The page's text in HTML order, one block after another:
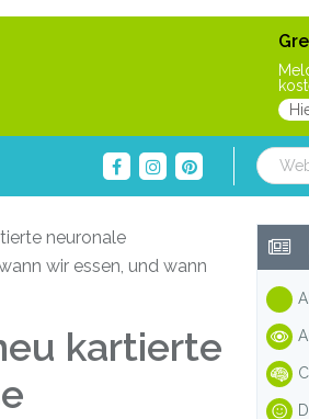
neuronale
wir essen, und wann
kartierte